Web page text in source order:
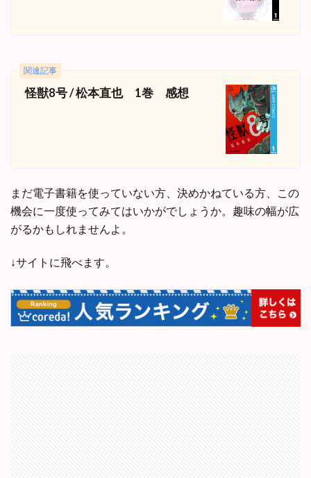
関連記事
怪獣8号 / 松本直也 1巻 感想
まだ電子書籍を使っていない方、決めかねている方、この
機会に一度使ってみてはいかがでしょうか。趣味の幅が広
がるかもしれませんよ。
↓サイトに飛べます。